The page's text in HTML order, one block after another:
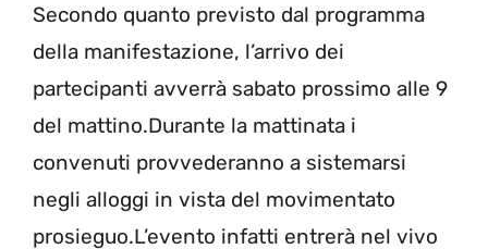
Secondo quanto previsto dal programma
della manifestazione, l’arrivo dei
partecipanti avverrà sabato prossimo alle 9
del mattino.Durante la mattinata i
convenuti provvederanno a sistemarsi
negli alloggi in vista del movimentato
prosieguo.L’evento infatti entrerà nel vivo